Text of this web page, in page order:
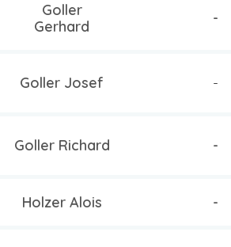
Goller
Gerhard
-
Goller Josef -
Goller Richard -
Holzer Alois -